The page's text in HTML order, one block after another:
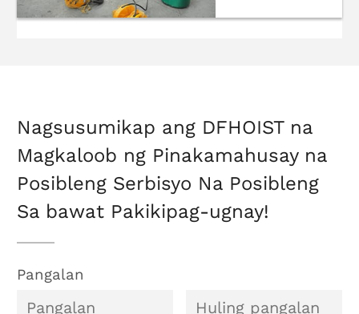
Nagsusumikap ang DFHOIST na
Magkaloob ng Pinakamahusay na
Posibleng Serbisyo Na Posibleng
Sa bawat Pakikipag-ugnay!
Pangalan